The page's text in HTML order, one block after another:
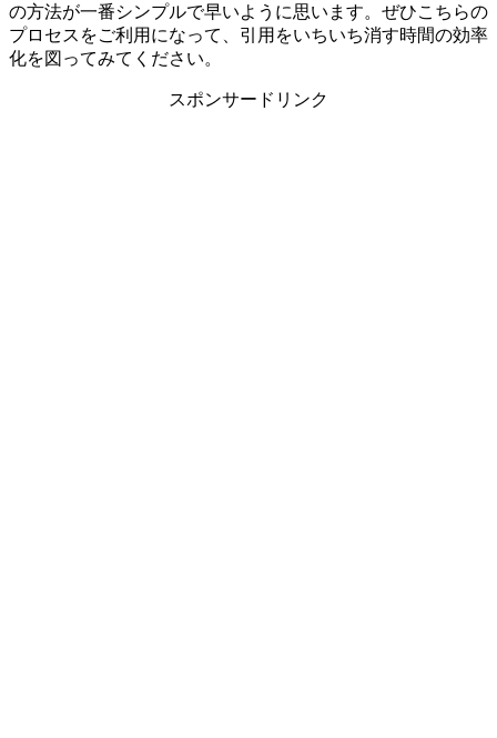
の方法が一番シンプルで早いように思います。ぜひこちらの
プロセスをご利用になって、引用をいちいち消す時間の効率
化を図ってみてください。
スポンサードリンク